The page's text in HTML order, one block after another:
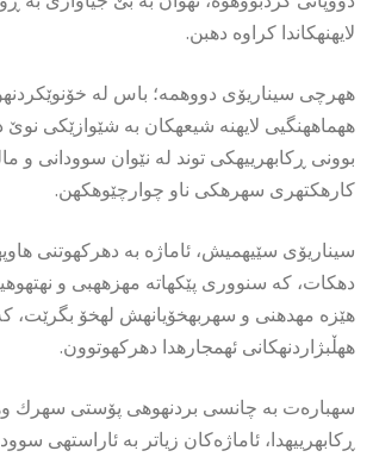
لایهنهكاندا كراوه دهبن.
ههرچی سیناریۆی دووهمە؛ باس له
ههماههنگیی لایهنه شیعهكان به شێوازێكی
بوونی ڕكابهرییهكی توند له نێوان سوودانی و
كارهكتهری سهرهكی ناو چوارچێوهكهن.
سیناریۆی سێیهمیش، ئاماژه به دهركهوتنی
دهكات، كه سنووری پێكهاته مهزههبی و
هێزه مهدهنی و سهربهخۆیانهش لهخۆ بگرێت،
ههڵبژاردنهكانی ئهمجارهدا دهركهوتوون.
سهبارەت به چانسی بردنهوهی پۆستی سهرك
ڕكابهرییهدا، ئاماژەکان زیاتر به ئاراستهی